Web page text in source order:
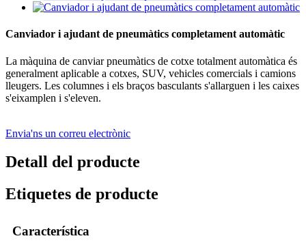
Canviador i ajudant de pneumàtics completament automàtic
La màquina de canviar pneumàtics de cotxe totalment automàtica és
generalment aplicable a cotxes, SUV, vehicles comercials i camions
lleugers. Les columnes i els braços basculants s'allarguen i les caixes
s'eixamplen i s'eleven.
Envia'ns un correu electrònic
Detall del producte
Etiquetes de producte
Característica